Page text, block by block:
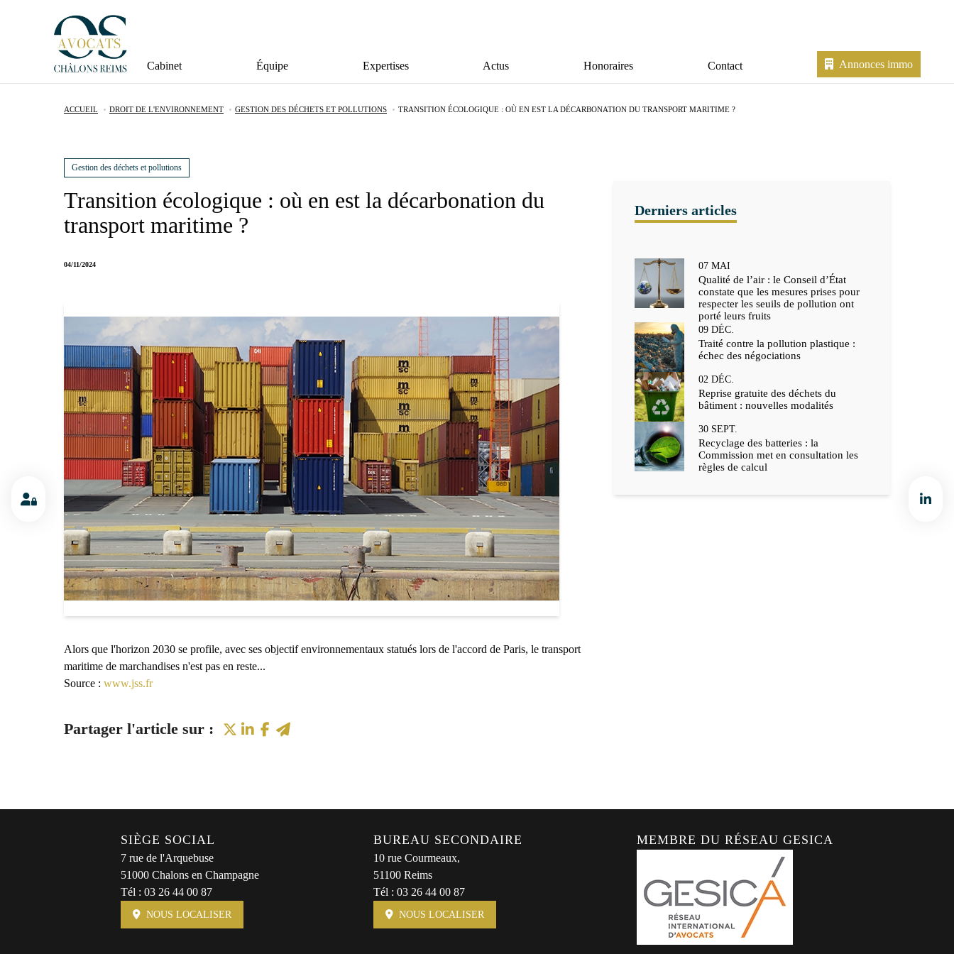
Cabinet Équipe Expertises Actus Honoraires Contact Annonces immo
ACCUEIL DROIT DE L'ENVIRONNEMENT GESTION DES DÉCHETS ET POLLUTIONS TRANSITION ÉCOLOGIQUE : OÙ EN EST LA DÉCARBONATION DU TRANSPORT MARITIME ?
Transition écologique : où en est la décarbonation du
transport maritime ?
04/11/2024
Gestion des déchets et pollutions
Source : www.jss.fr
Alors que l'horizon 2030 se profile, avec ses objectif environnementaux statués lors de l'accord de Paris, le transport
maritime de marchandises n'est pas en reste...
Qualité de l’air : le Conseil d’État
constate que les mesures prises pour
respecter les seuils de pollution ont
porté leurs fruits
07 MAI
Traité contre la pollution plastique :
échec des négociations
09 DÉC.
Reprise gratuite des déchets du
bâtiment : nouvelles modalités
02 DÉC.
Recyclage des batteries : la
Commission met en consultation les
règles de calcul
30 SEPT.
SIÈGE SOCIAL
7 rue de l'Arquebuse
51000 Chalons en Champagne
Tél :03 26 44 00 87
NOUS LOCALISER
BUREAU SECONDAIRE
10 rue Courmeaux,
51100 Reims
Tél : 03 26 44 00 87
NOUS LOCALISER
MEMBRE DU RÉSEAU GESICA